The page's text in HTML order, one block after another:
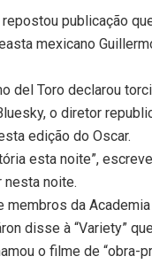
publicação
mexicano
del Toro declarou
o diretor
edição do Oscar.
esta noite”,
nesta noite.
membros da
disse à “Variety”
o filme de “obra-